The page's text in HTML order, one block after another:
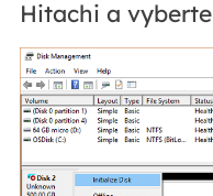
Hitachi a